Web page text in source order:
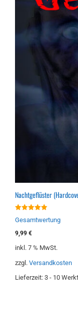
Nachtgeflüster
von 5
Gesamtwertung
9,99 €
inkl. 7 % MwSt.
zzgl. Versandkosten
Lieferzeit: 3 - 10